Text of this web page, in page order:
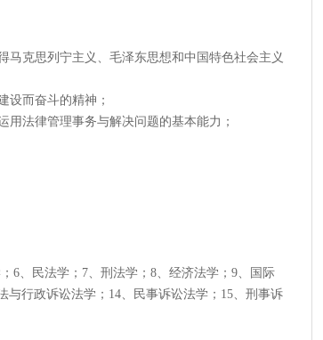
马克思列宁主义、毛泽东思想和中国特色社会主义
设而奋斗的精神；
法律管理事务与解决问题的基本能力；
6、民法学；7、刑法学；8、经济法学；9、国际
行政诉讼法学；14、民事诉讼法学；15、刑事诉